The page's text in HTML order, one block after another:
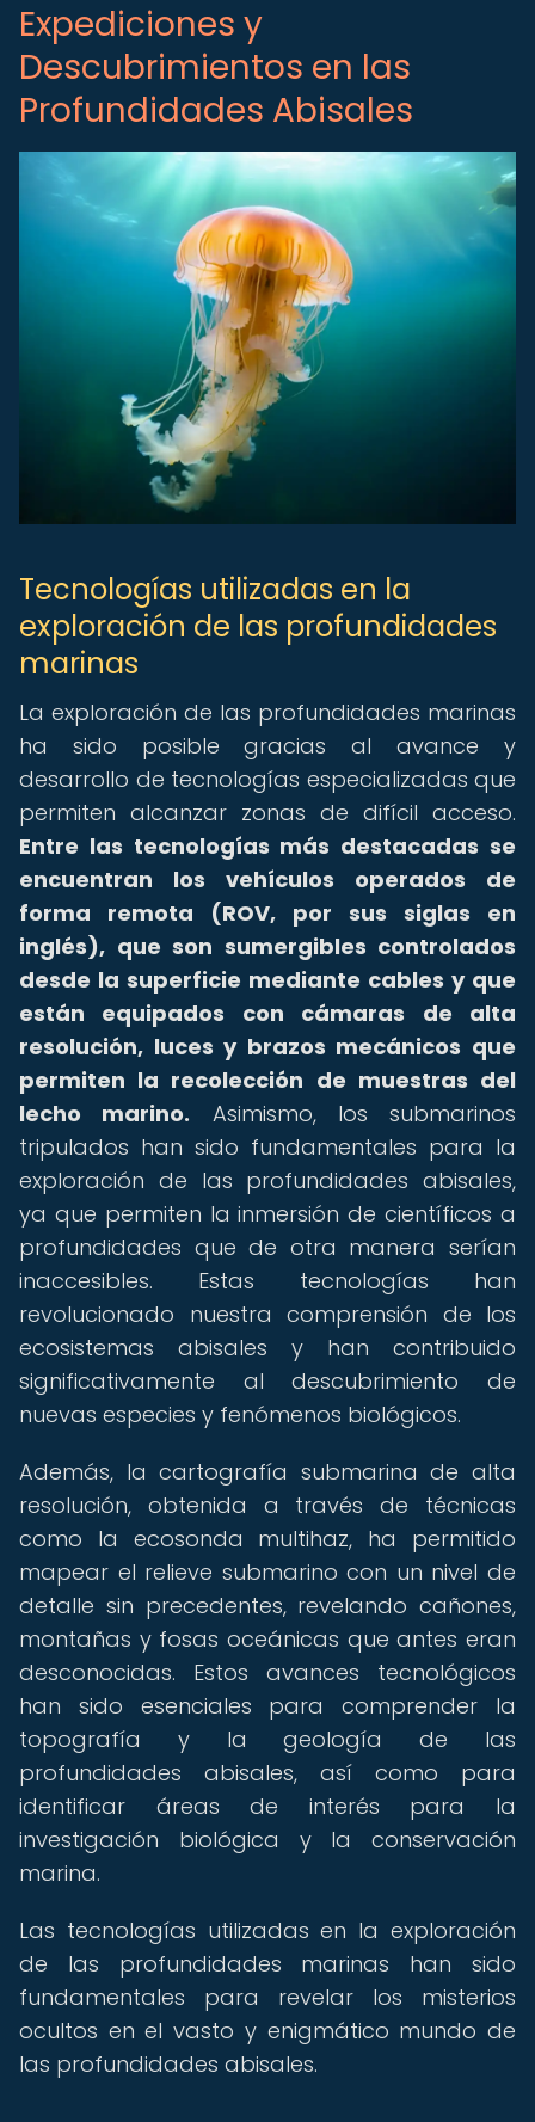
Expediciones y
Descubrimientos en las
Profundidades Abisales
Tecnologías utilizadas en la
exploración de las profundidades
marinas
La exploración de las profundidades marinas
ha sido posible gracias al avance y
desarrollo de tecnologías especializadas que
permiten alcanzar zonas de difícil acceso.
Entre las tecnologías más destacadas se
encuentran los vehículos operados de
forma remota (ROV, por sus siglas en
inglés), que son sumergibles controlados
desde la superficie mediante cables y que
están equipados con cámaras de alta
resolución, luces y brazos mecánicos que
permiten la recolección de muestras del
lecho marino. Asimismo, los submarinos
tripulados han sido fundamentales para la
exploración de las profundidades abisales,
ya que permiten la inmersión de científicos a
profundidades que de otra manera serían
inaccesibles. Estas tecnologías han
revolucionado nuestra comprensión de los
ecosistemas abisales y han contribuido
significativamente al descubrimiento de
nuevas especies y fenómenos biológicos.
Además, la cartografía submarina de alta
resolución, obtenida a través de técnicas
como la ecosonda multihaz, ha permitido
mapear el relieve submarino con un nivel de
detalle sin precedentes, revelando cañones,
montañas y fosas oceánicas que antes eran
desconocidas. Estos avances tecnológicos
han sido esenciales para comprender la
topografía y la geología de las
profundidades abisales, así como para
identificar áreas de interés para la
investigación biológica y la conservación
marina.
Las tecnologías utilizadas en la exploración
de las profundidades marinas han sido
fundamentales para revelar los misterios
ocultos en el vasto y enigmático mundo de
las profundidades abisales.